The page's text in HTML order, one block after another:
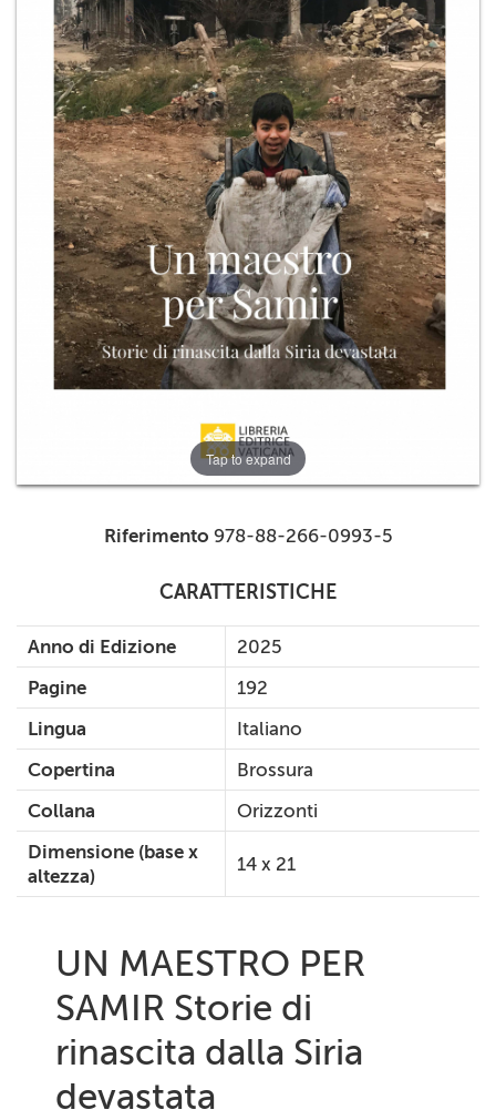
CEI
AUTORI VARI
Tap to expand
Riferimento 978-88-266-0993-5
CARATTERISTICHE
Anno di Edizione
2025
Pagine
192
Lingua
Italiano
Copertina
Brossura
Collana
Orizzonti
Dimensione (base x
altezza)
14 x 21
UN MAESTRO PER
SAMIR Storie di
rinascita dalla Siria
devastata